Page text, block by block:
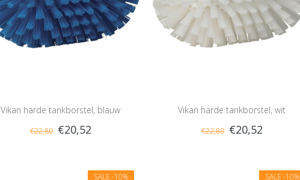
Vikan harde tankborstel, blauw
€22,80 €20,52
Vikan harde tankborstel, wit
€22,80 €20,52
SALE -10% SALE -10%